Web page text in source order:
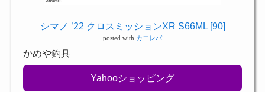
シマノ ’22 クロスミッションXR S66ML [90]
posted with カエレバ
かめや釣具
Yahooショッピング